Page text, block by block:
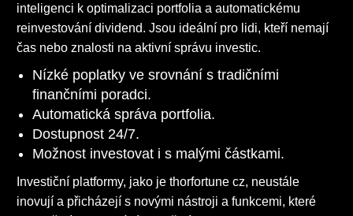
inteligenci k optimalizaci portfolia a automatickému
reinvestování dividend. Jsou ideální pro lidi, kteří nemají
čas nebo znalosti na aktivní správu investic.
Nízké poplatky ve srovnání s tradičními
finančními poradci.
Automatická správa portfolia.
Dostupnost 24/7.
Možnost investovat i s malými částkami.
Investiční platformy, jako je thorfortune cz, neustále
inovují a přicházejí s novými nástroji a funkcemi, které